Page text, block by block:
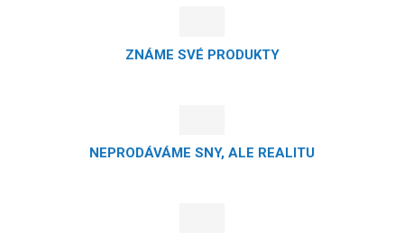
ZNÁME SVÉ PRODUKTY
NEPRODÁVÁME SNY, ALE REALITU